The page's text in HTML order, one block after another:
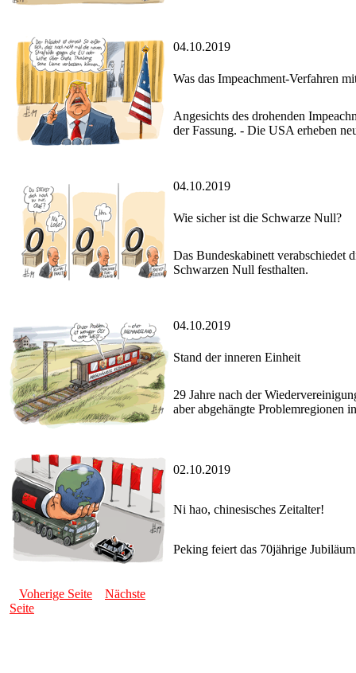
04.10.2019
Was das Impeachment-Verfahren
Angesichts des drohenden
der Fassung. - Die USA erheben
04.10.2019
Wie sicher ist die Schwarze Null?
Das Bundeskabinett verabschiedet
Schwarzen Null festhalten.
04.10.2019
Stand der inneren Einheit
29 Jahre nach der
aber abgehängte Problemregionen
02.10.2019
Ni hao, chinesisches Zeitalter!
Peking feiert das 70jährige
Voherige Seite
Nächste
Seite